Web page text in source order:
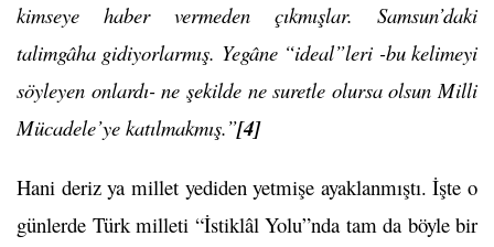
kimseye haber vermeden çıkmışlar. Samsun’daki
talimgâha gidiyorlarmış. Yegâne “ideal”leri -bu kelimeyi
söyleyen onlardı- ne şekilde ne suretle olursa olsun Milli
Mücadele’ye katılmakmış.”[4]
Hani deriz ya millet yediden yetmişe ayaklanmıştı. İşte o
günlerde Türk milleti “İstiklâl Yolu”nda tam da böyle bir